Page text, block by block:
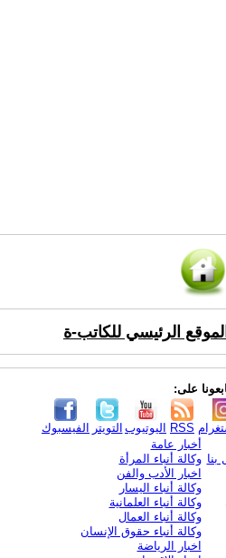
الموقع الرئيسي للكاتب-ة
على:
الفيسبوك التويتر اليوتيوب RSS
بنا
أخبار عامة
وكالة أنباء المرأة
اخبار الأدب والفن
وكالة أنباء اليسار
وكالة أنباء العلمانية
وكالة أنباء العمال
وكالة أنباء حقوق الإنسان
اخبار الرياضة